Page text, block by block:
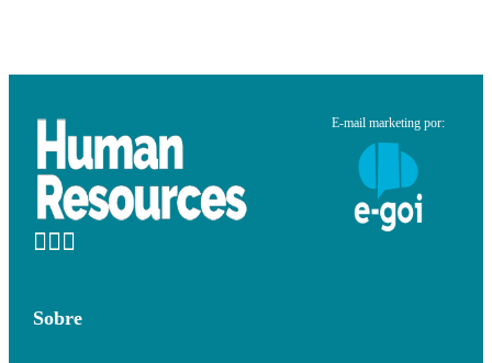
E-mail marketing por:
Sobre